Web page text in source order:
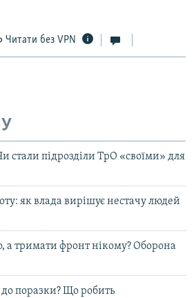
Читати без VPN
стали підрозділи ТрО «своїми» для
як влада вирішує нестачу людей
а тримати фронт нікому? Оборона
поразки? Що робить